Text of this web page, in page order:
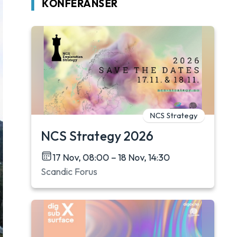
KONFERANSER
NCS Strategy
NCS Strategy 2026
17 Nov, 08:00 – 18 Nov, 14:30
Scandic Forus